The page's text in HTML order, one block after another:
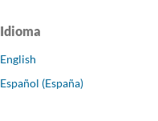
Idioma
English
Español (España)